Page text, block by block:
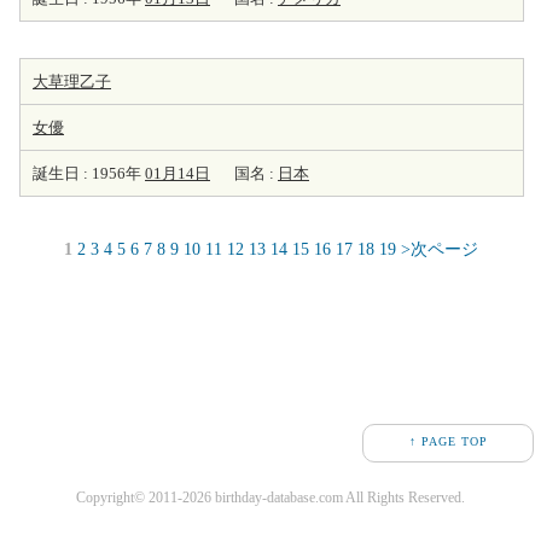
大草理乙子
女優
誕生日 : 1956年 01月14日 国名 : 日本
1 2 3 4 5 6 7 8 9 10 11 12 13 14 15 16 17 18 19 >次ページ
↑ PAGE TOP
Copyright© 2011-2026 birthday-database.com All Rights Reserved.